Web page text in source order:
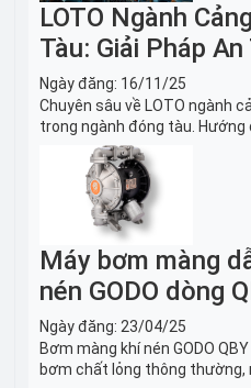
LOTO Ngành
Tàu: Giải Pháp
Ngày đăng: 16/11/25
Chuyên sâu về LOTO ngành
trong ngành đóng tàu.
chuẩn OSHA, thiết bị và Giải
đóng tàu toàn diện.
Máy bơm màng
nén GODO dòng
Ngày đăng: 23/04/25
Bơm màng khí nén GODO
bơm chất lỏng thông thường,